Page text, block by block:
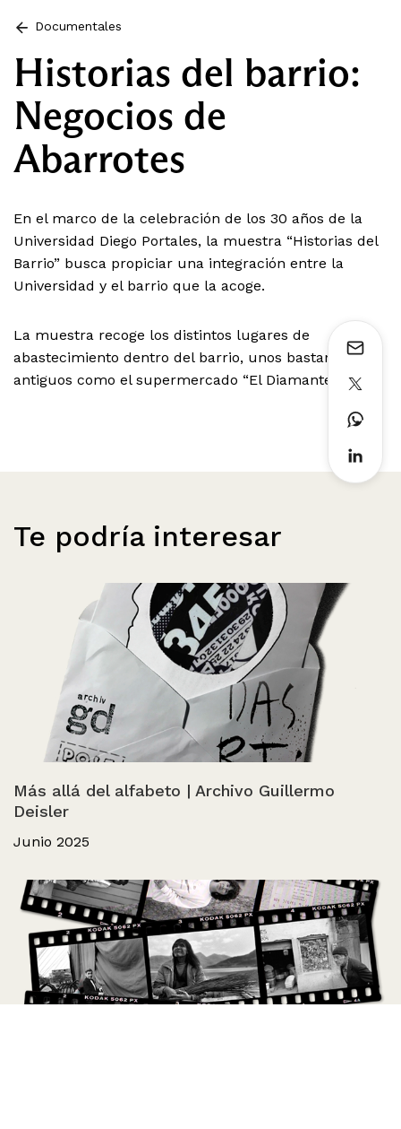
Documentales
Historias del barrio:
Negocios de
Abarrotes
En el marco de la celebración de los 30 años de la
Universidad Diego Portales, la muestra “Historias del
Barrio” busca propiciar una integración entre la
Universidad y el barrio que la acoge.
La muestra recoge los distintos lugares de
abastecimiento dentro del barrio, unos bastante
antiguos como el supermercado “El Diamante”.
Te podría interesar
Más allá del alfabeto | Archivo Guillermo
Deisler
Junio 2025